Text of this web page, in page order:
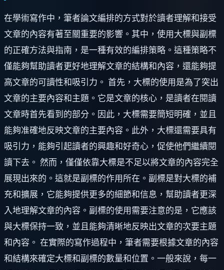
在學術寫作中，筆者論文編排的方式對於讀者理解和接受
文章的內容有著至關重要的影響。其中，使用大標與副標
的正確方法與指南，是一種有效的編排策略。這種策略不
僅能夠幫助讀者更好地理解文章的結構和內容，還能夠提
高文章的可讀性和吸引力。 首先，大標的使用是為了突出
文章的主要內容和主題。它是文章的核心，是讀者在閱讀
文章時首先看到的部分。因此，大標需要簡短明確，並且
能夠准確地反映文章的主要內容。此外，大標還需要具有
吸引力，能夠引起讀者的興趣和好奇心，促使他們繼續閱
讀下去。 然而，僅僅依靠大標是不足以將文章的內容完全
展現出來的。這就是副標的作用所在。副標是對大標的補
充和擴展，它能夠提供更多的細節和信息，幫助讀者更深
入地理解文章的內容。副標的使用需要注意的是，它應該
與大標保持一致，並且能夠清晰地反映出文章的次要主題
和內容。 在實際的寫作過程中，筆者需要根據文章的內容
和結構來確定大標和副標的數量和位置。一般來說，每一